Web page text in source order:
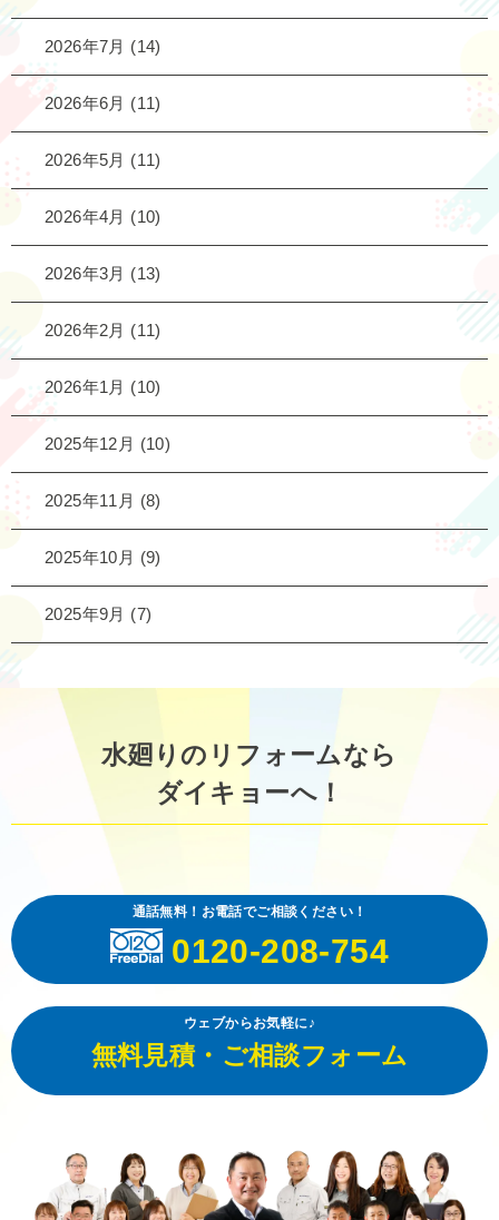
2026年7月 (14)
2026年6月 (11)
2026年5月 (11)
2026年4月 (10)
2026年3月 (13)
2026年2月 (11)
2026年1月 (10)
2025年12月 (10)
2025年11月 (8)
2025年10月 (9)
2025年9月 (7)
水廻りのリフォームなら
ダイキョーへ！
通話無料！お電話でご相談ください！
0120-208-754
ウェブからお気軽に♪
無料見積・ご相談フォーム